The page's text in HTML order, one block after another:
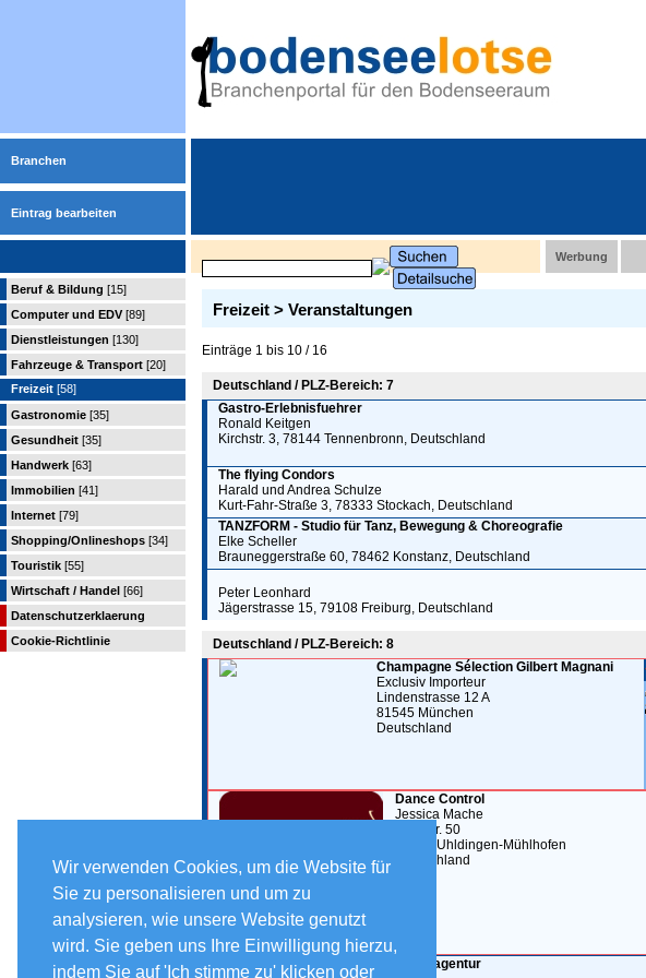
Wir verwenden Cookies, um die Website für
Sie zu personalisieren und um zu
analysieren, wie unsere Website genutzt
wird. Sie geben uns Ihre Einwilligung hierzu,
indem Sie auf 'Ich stimme zu' klicken oder
Branchen
Eintrag bearbeiten
Werbung
Beruf & Bildung [15]
Computer und EDV [89]
Dienstleistungen [130]
Fahrzeuge & Transport [20]
Freizeit [58]
Gastronomie [35]
Gesundheit [35]
Handwerk [63]
Immobilien [41]
Internet [79]
Shopping/Onlineshops [34]
Touristik [55]
Wirtschaft / Handel [66]
Datenschutzerklaerung
Cookie-Richtlinie
Freizeit > Veranstaltungen
Einträge 1 bis 10 / 16
Deutschland / PLZ-Bereich: 7
Gastro-Erlebnisfuehrer
Ronald Keitgen
Kirchstr. 3, 78144 Tennenbronn, Deutschland
The flying Condors
Harald und Andrea Schulze
Kurt-Fahr-Straße 3, 78333 Stockach, Deutschland
TANZFORM - Studio für Tanz, Bewegung & Choreografie
Elke Scheller
Brauneggerstraße 60, 78462 Konstanz, Deutschland
Peter Leonhard
Jägerstrasse 15, 79108 Freiburg, Deutschland
Deutschland / PLZ-Bereich: 8
Champagne Sélection Gilbert Magnani
Exclusiv Importeur
Lindenstrasse 12 A
81545 München
Deutschland
Dance Control
Jessica Mache
Aachstr. 50
88690 Uhldingen-Mühlhofen
Deutschland
R.A.B.S.Veranstaltungs & Künstleragentur